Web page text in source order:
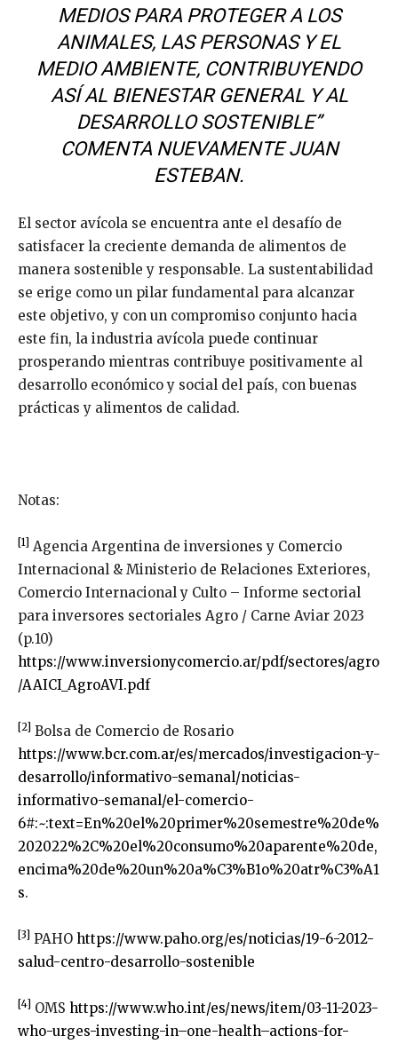
MEDIOS PARA PROTEGER A LOS
ANIMALES, LAS PERSONAS Y EL
MEDIO AMBIENTE, CONTRIBUYENDO
ASÍ AL BIENESTAR GENERAL Y AL
DESARROLLO SOSTENIBLE”
COMENTA NUEVAMENTE JUAN
ESTEBAN.
El sector avícola se encuentra ante el desafío de
satisfacer la creciente demanda de alimentos de
manera sostenible y responsable. La sustentabilidad
se erige como un pilar fundamental para alcanzar
este objetivo, y con un compromiso conjunto hacia
este fin, la industria avícola puede continuar
prosperando mientras contribuye positivamente al
desarrollo económico y social del país, con buenas
prácticas y alimentos de calidad.
Notas:
[1]
Agencia Argentina de inversiones y Comercio
Internacional & Ministerio de Relaciones Exteriores,
Comercio Internacional y Culto – Informe sectorial
para inversores sectoriales Agro / Carne Aviar 2023
(p.10)
https://www.inversionycomercio.ar/pdf/sectores/agro
/AAICI_AgroAVI.pdf
[2] Bolsa de Comercio de Rosario
https://www.bcr.com.ar/es/mercados/investigacion-y-
desarrollo/informativo-semanal/noticias-
informativo-semanal/el-comercio-
6#:~:text=En%20el%20primer%20semestre%20de%
202022%2C%20el%20consumo%20aparente%20de,
encima%20de%20un%20a%C3%B1o%20atr%C3%A1
s.
[3] PAHO https://www.paho.org/es/noticias/19-6-2012-
salud-centro-desarrollo-sostenible
[4] OMS https://www.who.int/es/news/item/03-11-2023-
who-urges-investing-in–one-health–actions-for-